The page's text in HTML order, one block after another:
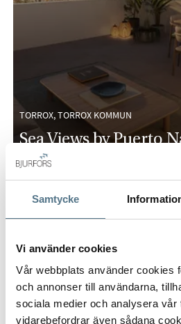
Samtycke
Vi använder cookies
Vår webbplats använder cookies
och annonser till användarna,
sociala medier och analysera vår
vidarebefordrar även sådana
TORROX, TORROX KOMMUN
Sea Views by Puerto
penthouse